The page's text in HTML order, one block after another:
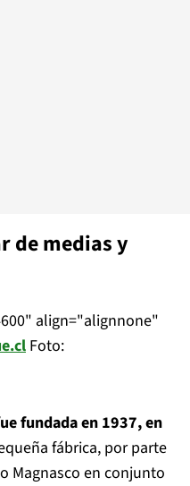
de medias y
align="alignnone"
Foto:
fundada en 1937, en
fábrica, por parte
Magnasco en conjunto